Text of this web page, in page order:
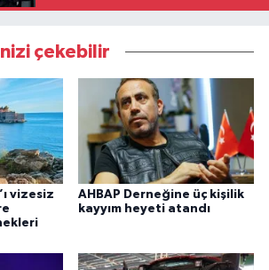
çekebilir
vizesiz
AHBAP Derneğine üç kişilik
kayyım heyeti atandı